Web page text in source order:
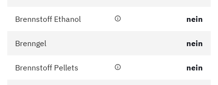
Brennstoff Ethanol nein
Brenngel nein
Brennstoff Pellets nein